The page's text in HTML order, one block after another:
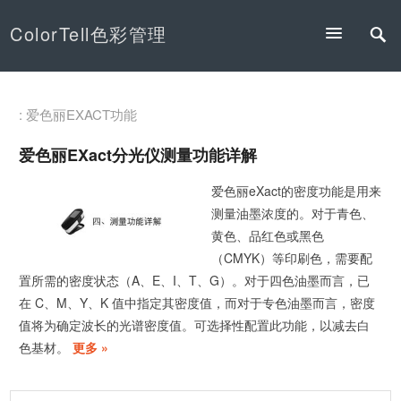
ColorTell色彩管理
: 爱色丽EXACT功能
爱色丽eXact分光仪测量功能详解
爱色丽eXact的密度功能是用来
测量油墨浓度的。对于青色、
黄色、品红色或黑色
（CMYK）等印刷色，需要配
置所需的密度状态（A、E、I、T、G）。对于四色油墨而言，已
在 C、M、Y、K 值中指定其密度值，而对于专色油墨而言，密度
值将为确定波长的光谱密度值。可选择性配置此功能，以减去白
色基材。
更多 »